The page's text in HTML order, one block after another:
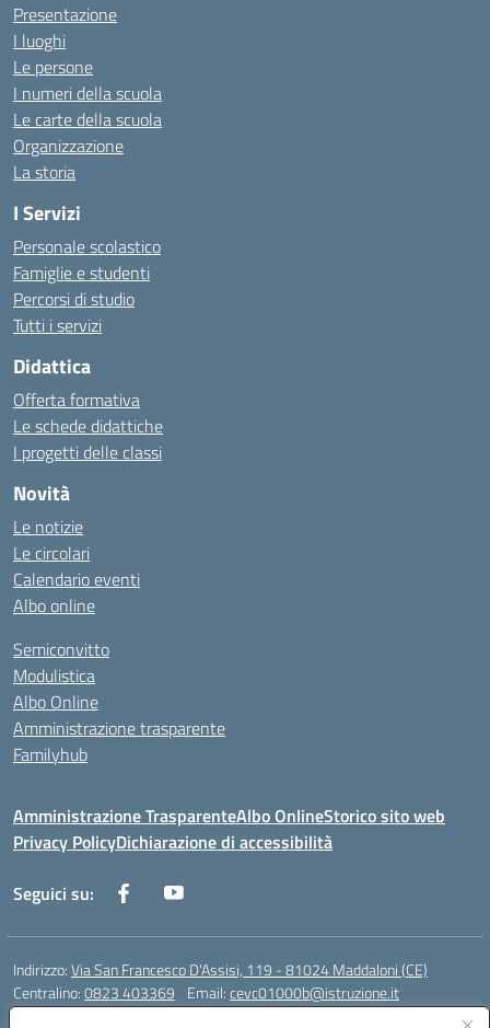
Presentazione
I luoghi
Le persone
I numeri della scuola
Le carte della scuola
Organizzazione
La storia
I Servizi
Personale scolastico
Famiglie e studenti
Percorsi di studio
Tutti i servizi
Didattica
Offerta formativa
Le schede didattiche
I progetti delle classi
Novità
Le notizie
Le circolari
Calendario eventi
Albo online
Semiconvitto
Modulistica
Albo Online
Amministrazione trasparente
Familyhub
Amministrazione TrasparenteAlbo OnlineStorico sito web
Privacy PolicyDichiarazione di accessibilità
Seguici su:
Indirizzo:Via San Francesco D'Assisi, 119 - 81024 Maddaloni (CE)
Centralino:0823 403369 Email:cevc01000b@istruzione.it
Posta elettronica certificata (PEC):